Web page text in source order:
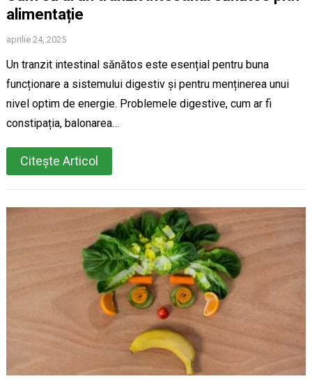
alimentație
aprilie 24, 2025
Un tranzit intestinal sănătos este esențial pentru buna
funcționare a sistemului digestiv și pentru menținerea unui
nivel optim de energie. Problemele digestive, cum ar fi
constipația, balonarea…
Citește Articol